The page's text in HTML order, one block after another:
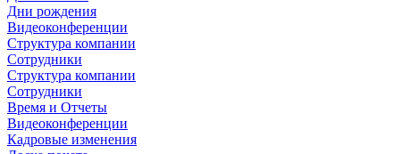
Дни рождения
Видеоконференции
Структура компании
Сотрудники
Структура компании
Сотрудники
Время и Отчеты
Видеоконференции
Кадровые изменения